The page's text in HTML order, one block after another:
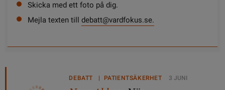
Skicka med ett foto på dig.
Mejla texten till debatt@vardfokus.se.
DEBATT | PATIENTSÄKERHET 3 JUNI